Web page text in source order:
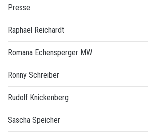
Presse
Raphael Reichardt
Romana Echensperger MW
Ronny Schreiber
Rudolf Knickenberg
Sascha Speicher